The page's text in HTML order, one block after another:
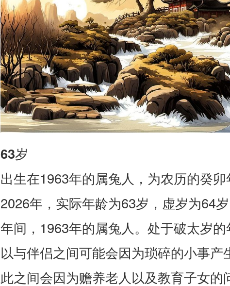
63岁
出生在1963年的属兔人，为农历的癸
2026年，实际年龄为63岁，虚岁为64
年间，1963年的属兔人。处于破太岁
以与伴侣之间可能会因为琐碎的小事产
此之间会因为赡养老人以及教育子女的